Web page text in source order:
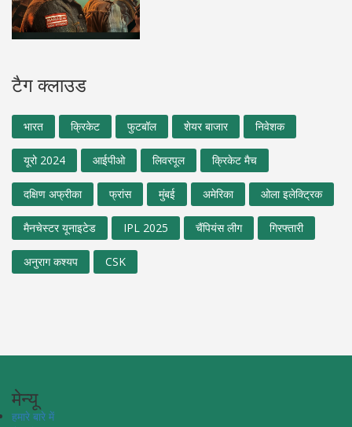
टैग क्लाउड
भारत क्रिकेट फुटबॉल शेयर बाजार निवेशक
यूरो 2024 आईपीओ लिवरपूल क्रिकेट मैच
दक्षिण अफ्रीका फ्रांस मुंबई अमेरिका ओला इलेक्ट्रिक
मैनचेस्टर यूनाइटेड IPL 2025 चैंपियंस लीग गिरफ्तारी
अनुराग कश्यप CSK
मेन्यू
हमारे बारे में